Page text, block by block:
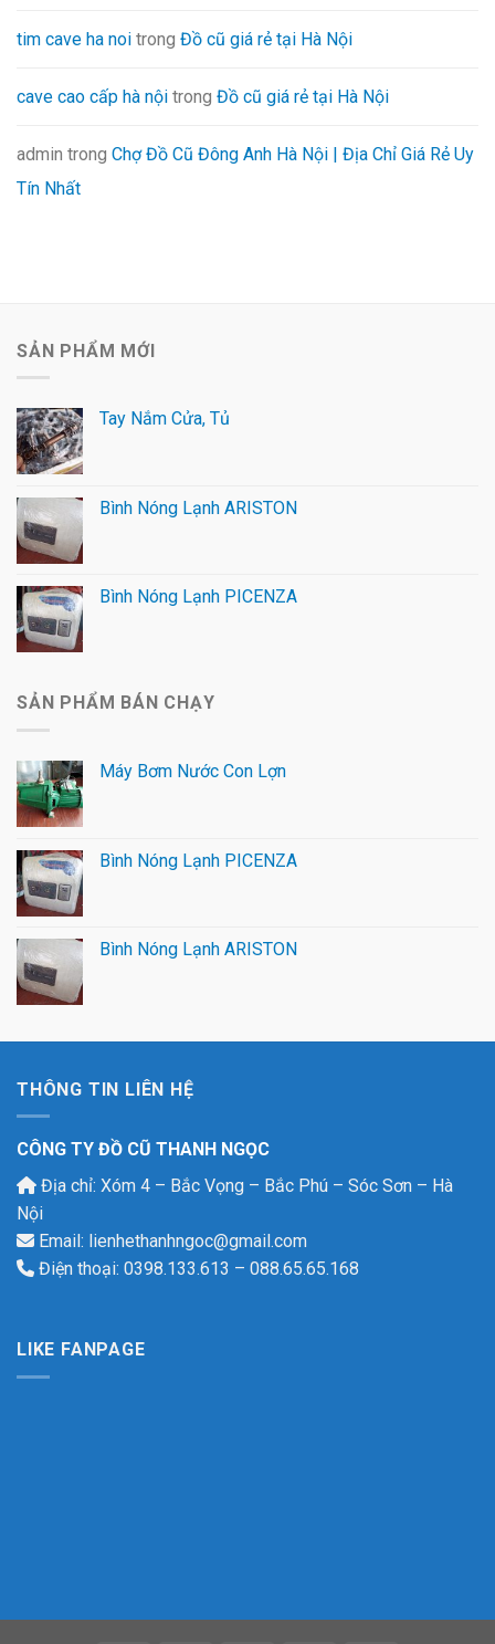
tim cave ha noi trong Đồ cũ giá rẻ tại Hà Nội
cave cao cấp hà nội trong Đồ cũ giá rẻ tại Hà Nội
admin trong Chợ Đồ Cũ Đông Anh Hà Nội | Địa Chỉ Giá Rẻ Uy
Tín Nhất
SẢN PHẨM MỚI
Tay Nắm Cửa, Tủ
Bình Nóng Lạnh ARISTON
Bình Nóng Lạnh PICENZA
SẢN PHẨM BÁN CHẠY
Máy Bơm Nước Con Lợn
Bình Nóng Lạnh PICENZA
Bình Nóng Lạnh ARISTON
THÔNG TIN LIÊN HỆ
CÔNG TY ĐỒ CŨ THANH NGỌC
Địa chỉ: Xóm 4 – Bắc Vọng – Bắc Phú – Sóc Sơn – Hà
Nội
Email: lienhethanhngoc@gmail.com
Điện thoại: 0398.133.613 – 088.65.65.168
LIKE FANPAGE